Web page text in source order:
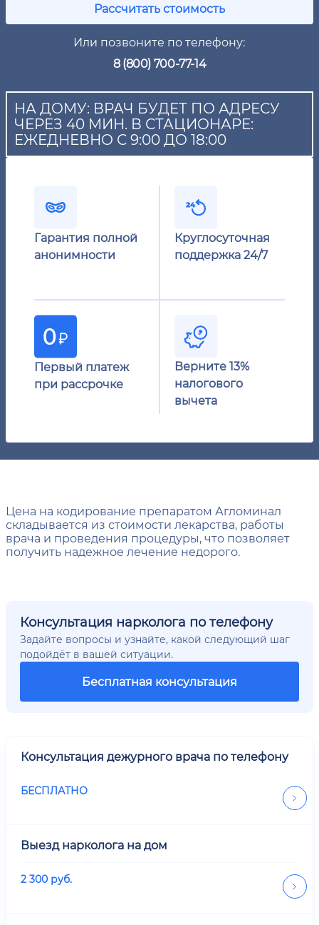
Рассчитать стоимость
Или позвоните по телефону:
8 (800) 700-77-14
НА ДОМУ: ВРАЧ БУДЕТ ПО АДРЕСУ
ЧЕРЕЗ 40 МИН. В СТАЦИОНАРЕ:
ЕЖЕДНЕВНО С 9:00 ДО 18:00
Гарантия полной
анонимности
Круглосуточная
поддержка 24/7
Первый платеж
при рассрочке
Верните 13%
налогового
вычета
Цена на кодирование препаратом Агломинал
складывается из стоимости лекарства, работы
врача и проведения процедуры, что позволяет
получить надежное лечение недорого.
Консультация нарколога по телефону
Задайте вопросы и узнайте, какой следующий шаг
подойдёт в вашей ситуации.
Бесплатная консультация
Консультация дежурного врача по телефону
БЕСПЛАТНО
Выезд нарколога на дом
2 300 руб.